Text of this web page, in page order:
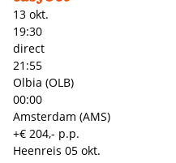
13 okt.
19:30
direct
21:55
Olbia (OLB)
00:00
Amsterdam (AMS)
+€ 204,- p.p.
Heenreis 05 okt.